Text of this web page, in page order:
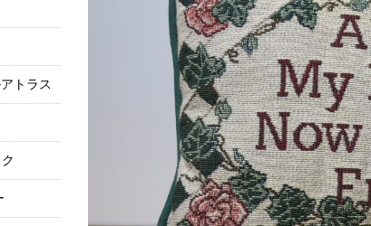
トラス